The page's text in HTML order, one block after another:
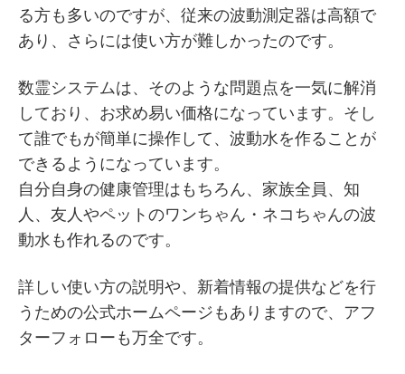
る方も多いのですが、従来の波動測定器は高額で
あり、さらには使い方が難しかったのです。
数霊システムは、そのような問題点を一気に解消
しており、お求め易い価格になっています。そし
て誰でもが簡単に操作して、波動水を作ることが
できるようになっています。
自分自身の健康管理はもちろん、家族全員、知
人、友人やペットのワンちゃん・ネコちゃんの波
動水も作れるのです。
詳しい使い方の説明や、新着情報の提供などを行
うための公式ホームページもありますので、アフ
ターフォローも万全です。